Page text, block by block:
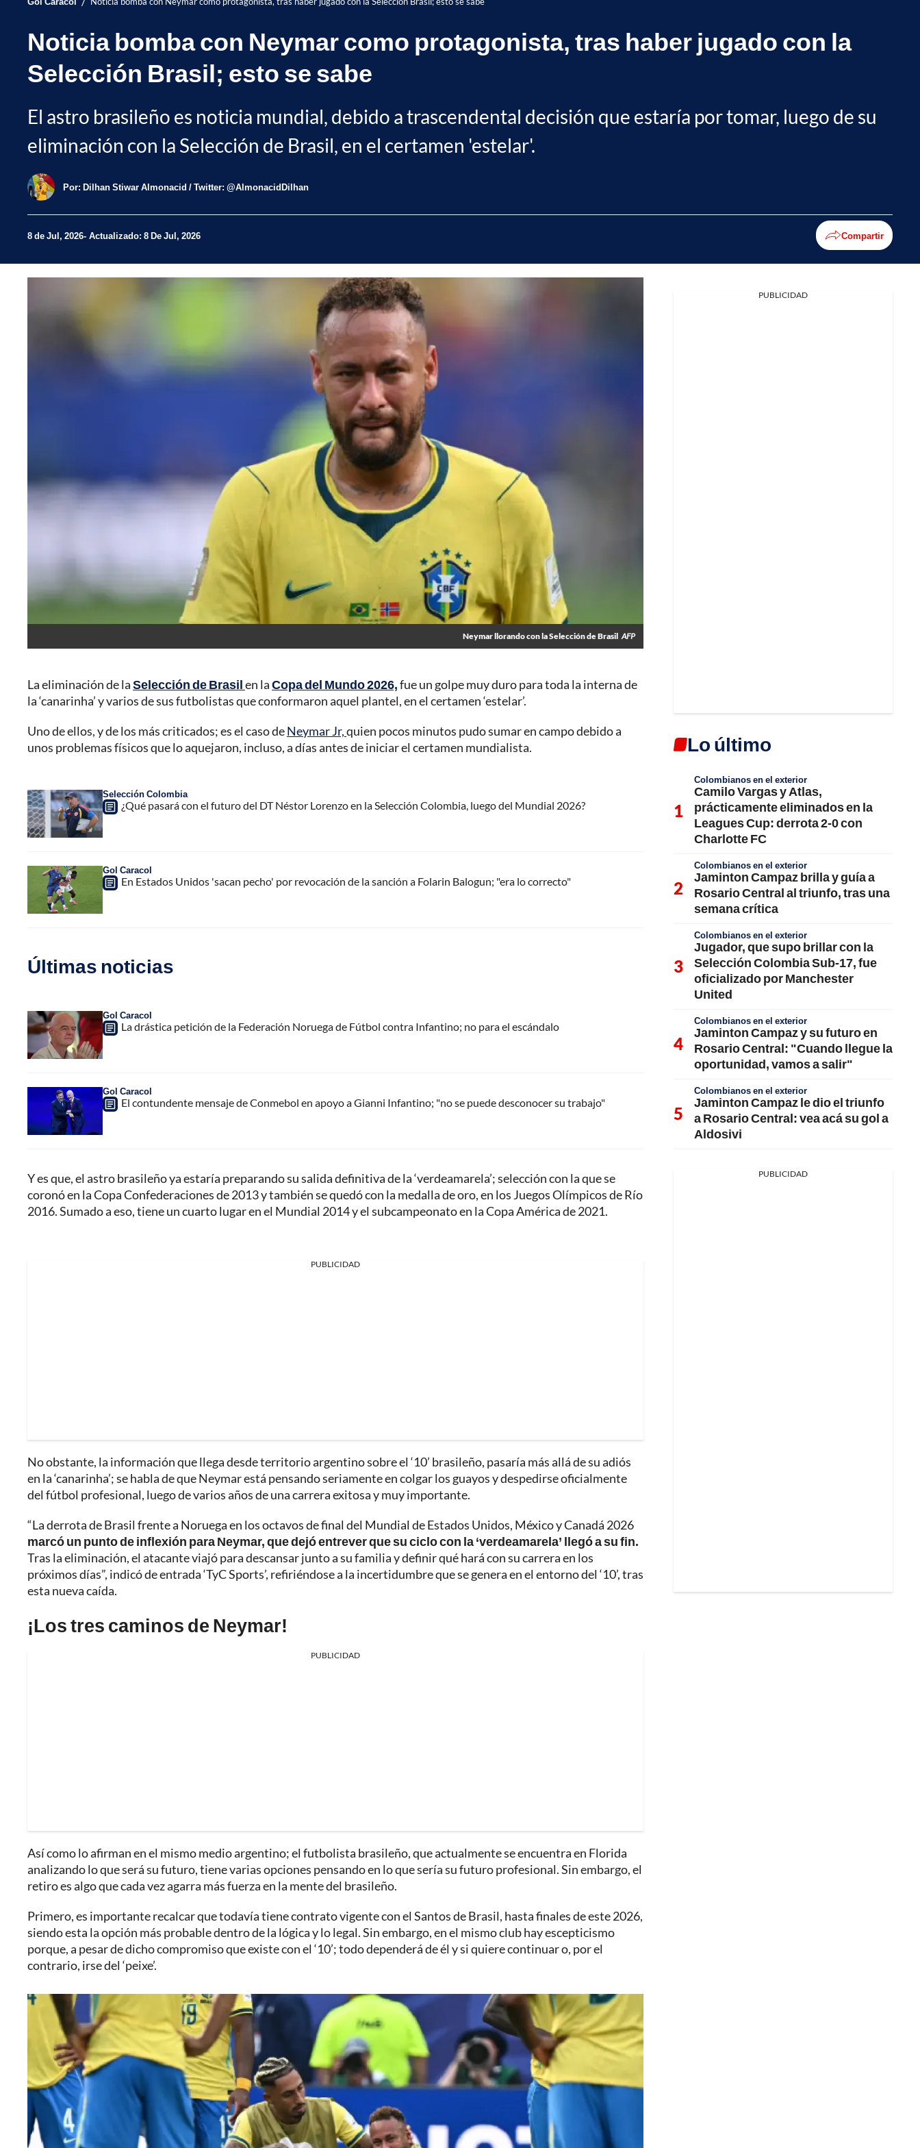
Noticia bomba con Neymar como protagonista, tras haber jugado con la
Selección Brasil; esto se sabe
El astro brasileño es noticia mundial, debido a trascendental decisión que estaría por tomar, luego de su
eliminación con la Selección de Brasil, en el certamen 'estelar'.
Por: Dilhan Stiwar Almonacid / Twitter: @AlmonacidDilhan
8 de Jul, 2026 Actualizado: 8 De Jul, 2026 Compartir
Neymar llorando con la Selección de Brasil AFP
La eliminación de laSelección de Brasilen laCopa del Mundo 2026,fue un golpe muy duro para toda la interna de
la ‘canarinha’ y varios de sus futbolistas que conformaron aquel plantel, en el certamen ‘estelar’.
Uno de ellos, y de los más criticados; es el caso deNeymar Jr,quien pocos minutos pudo sumar en campo debido a
unos problemas físicos que lo aquejaron, incluso, a días antes de iniciar el certamen mundialista.
Selección Colombia
¿Qué pasará con el futuro del DT Néstor Lorenzo en la Selección Colombia, luego del Mundial 2026?
Gol Caracol
En Estados Unidos 'sacan pecho' por revocación de la sanción a Folarin Balogun; "era lo correcto"
Últimas noticias
Gol Caracol
La drástica petición de la Federación Noruega de Fútbol contra Infantino; no para el escándalo
Gol Caracol
El contundente mensaje de Conmebol en apoyo a Gianni Infantino; "no se puede desconocer su trabajo"
Y es que, el astro brasileño ya estaría preparando su salida definitiva de la ‘verdeamarela’; selección con la que se
coronó en la Copa Confederaciones de 2013 y también se quedó con la medalla de oro, en los Juegos Olímpicos de Río
2016. Sumado a eso, tiene un cuarto lugar en el Mundial 2014 y el subcampeonato en la Copa América de 2021.
PUBLICIDAD
No obstante, la información que llega desde territorio argentino sobre el ‘10’ brasileño, pasaría más allá de su adiós
en la ‘canarinha’; se habla de que Neymar está pensando seriamente en colgar los guayos y despedirse oficialmente
del fútbol profesional, luego de varios años de una carrera exitosa y muy importante.
“La derrota de Brasil frente a Noruega en los octavos de final del Mundial de Estados Unidos, México y Canadá 2026
marcó un punto de inflexión para Neymar, que dejó entrever que su ciclo con la ‘verdeamarela’ llegó a su fin.
Tras la eliminación, el atacante viajó para descansar junto a su familia y definir qué hará con su carrera en los
próximos días”, indicó de entrada ‘TyC Sports’, refiriéndose a la incertidumbre que se genera en el entorno del ‘10’, tras
esta nueva caída.
¡Los tres caminos de Neymar!
PUBLICIDAD
Así como lo afirman en el mismo medio argentino; el futbolista brasileño, que actualmente se encuentra en Florida
analizando lo que será su futuro, tiene varias opciones pensando en lo que sería su futuro profesional. Sin embargo, el
retiro es algo que cada vez agarra más fuerza en la mente del brasileño.
Primero, es importante recalcar que todavía tiene contrato vigente con el Santos de Brasil, hasta finales de este 2026,
siendo esta la opción más probable dentro de la lógica y lo legal. Sin embargo, en el mismo club hay escepticismo
porque, a pesar de dicho compromiso que existe con el ‘10’; todo dependerá de él y si quiere continuar o, por el
contrario, irse del ‘peixe’.
PUBLICIDAD
Lo último
Colombianos en el exterior
Camilo Vargas y Atlas,
prácticamente eliminados en la
Leagues Cup: derrota 2-0 con
Charlotte FC
Colombianos en el exterior
Jaminton Campaz brilla y guía a
Rosario Central al triunfo, tras una
semana crítica
Colombianos en el exterior
Jugador, que supo brillar con la
Selección Colombia Sub-17, fue
oficializado por Manchester
United
Colombianos en el exterior
Jaminton Campaz y su futuro en
Rosario Central: "Cuando llegue la
oportunidad, vamos a salir"
Colombianos en el exterior
Jaminton Campaz le dio el triunfo
a Rosario Central: vea acá su gol a
Aldosivi
PUBLICIDAD